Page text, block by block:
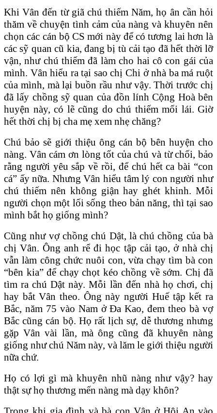
Khi Vân đến từ giã chú thiếm Năm, họ ân cần hỏi
thăm về chuyện tình cảm của nàng và khuyên nên
chọn các cán bộ CS mới này để có tương lai hơn là
các sỹ quan cũ kia, đang bị tù cải tạo đã hết thời lỡ
vận, như chú thiếm đã làm cho hai cô con gái của
mình. Vân hiểu ra tại sao chị Chi ở nhà ba má ruột
của mình, mà lại buồn rầu như vậy. Thời trước chị
đã lấy chồng sỹ quan của đồn lính Cộng Hoà bên
huyện này, có lẽ cũng do chú thiếm mối lái. Giờ
hết thời chị bị cha mẹ xem nhẹ chăng?
Chú bảo sẽ giới thiệu ông cán bộ bên huyện cho
nàng. Vân cám ơn lòng tốt của chú và từ chối, bảo
rằng người yêu sắp về rồi, để chú hết ca bài “con
cá” ấy nữa. Nhưng Vân hiểu tâm lý con người như
chú thiếm nên không giận hay ghét khinh. Mỗi
người chọn một lối sống theo bản năng, thì tại sao
mình bắt họ giống mình?
Cũng như vợ chồng chú Dật, là chú chồng của bà
chị Vân. Ông anh rể đi học tập cải tạo, ở nhà chị
vẫn làm công chức nuôi con, vừa chạy tìm bà con
“bên kia” để chạy chọt kéo chồng về sớm. Chị đã
tìm ra chú Dật này. Mỗi lần đến nhà họ chơi, chị
hay bắt Vân theo. Ông này người Huế tập kết ra
Bắc, năm 75 vào Nam ở Đa Kao, đem theo bà vợ
Bắc cũng cán bộ. Họ rất lịch sự, dễ thương nhưng
gặp Vân vài lần, mà ông cũng đã khuyên nàng
giống như chú Năm này, và lăm le giới thiệu người
nữa chứ.
Họ có lợi gì mà khuyên nhũ nàng như vậy? hay
thật sự họ thương mến nàng mà dạy khôn?